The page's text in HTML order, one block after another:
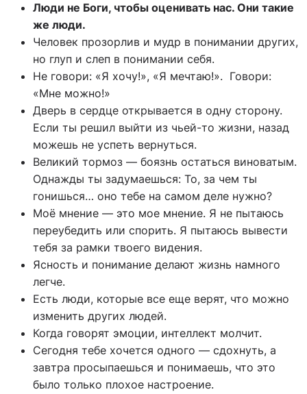
Люди не Боги, чтобы оценивать нас. Они такие
же люди.
Человек прозорлив и мудр в понимании других,
но глуп и слеп в понимании себя.
Не говори: «Я хочу!», «Я мечтаю!». Говори:
«Мне можно!»
Дверь в сердце открывается в одну сторону.
Если ты решил выйти из чьей-то жизни, назад
можешь не успеть вернуться.
Великий тормоз — боязнь остаться виноватым.
Однажды ты задумаешься: То, за чем ты
гонишься… оно тебе на самом деле нужно?
Моё мнение — это мое мнение. Я не пытаюсь
переубедить или спорить. Я пытаюсь вывести
тебя за рамки твоего видения.
Ясность и понимание делают жизнь намного
легче.
Есть люди, которые все еще верят, что можно
изменить других людей.
Когда говорят эмоции, интеллект молчит.
Сегодня тебе хочется одного — сдохнуть, а
завтра просыпаешься и понимаешь, что это
было только плохое настроение.